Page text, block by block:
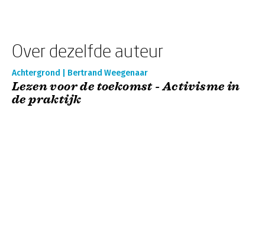
Over dezelfde auteur
Achtergrond | Bertrand Weegenaar
Lezen voor de toekomst - Activisme in
de praktijk